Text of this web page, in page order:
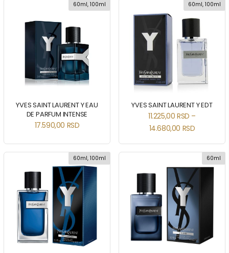
60ml, 100ml
YVES SAINT LAURENT Y EAU
DE PARFUM INTENSE
17.590,00 RSD
60ml, 100ml
YVES SAINT LAURENT Y EDT
11.225,00 RSD –
14.680,00 RSD
60ml, 100ml 60ml